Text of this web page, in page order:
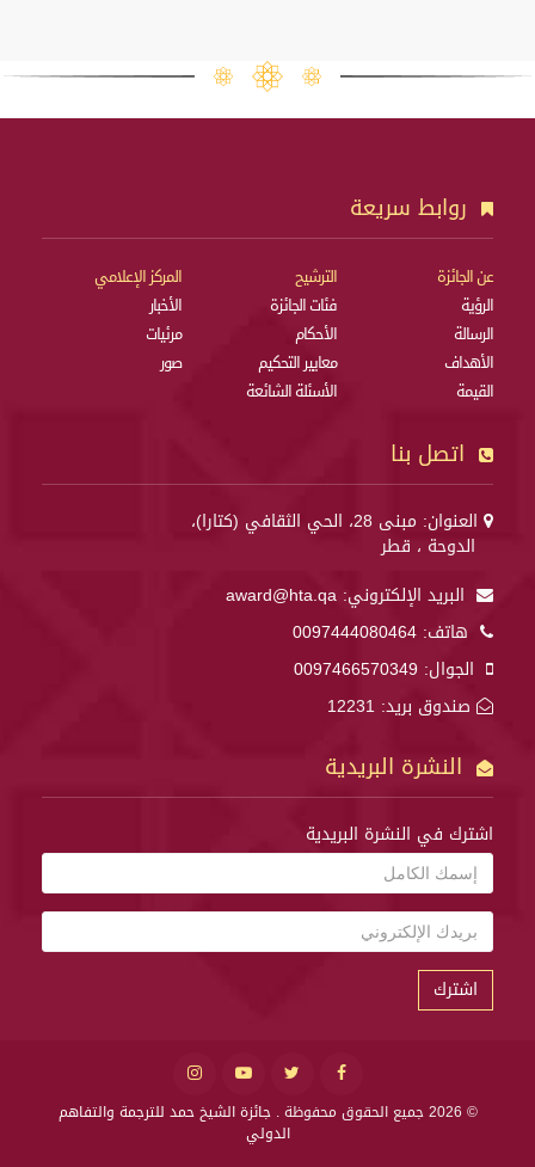
روابط سريعة
عن الجائزة
الرؤية
الرسالة
الأهداف
القيمة
الترشيح
فئات الجائزة
الأحكام
معايير التحكيم
الأسئلة الشائعة
المركز الإعلامي
الأخبار
مرئيات
صور
اتصل بنا
العنوان: مبنى 28، الحي الثقافي (كتارا)،
الدوحة ، قطر
البريد الإلكتروني: award@hta.qa
هاتف: 0097444080464
الجوال: 0097466570349
صندوق بريد: 12231
النشرة البريدية
اشترك في النشرة البريدية
اشترك
© 2026 جميع الحقوق محفوظة .
جائزة الشيخ حمد للترجمة والتفاهم
الدولي